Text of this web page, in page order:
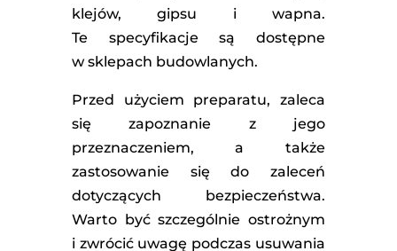
klejów, gipsu i wapna.
Te specyfikacje są dostępne
w sklepach budowlanych.
Przed użyciem preparatu, zaleca
się zapoznanie z jego
przeznaczeniem, a także
zastosowanie się do zaleceń
dotyczących bezpieczeństwa.
Warto być szczególnie ostrożnym
i zwrócić uwagę podczas usuwania